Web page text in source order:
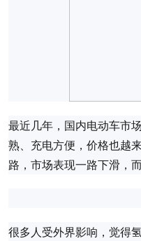
最近几年，国内电动车市
熟、充电方便，价格也越
路，市场表现一路下滑，
很多人受外界影响，觉得